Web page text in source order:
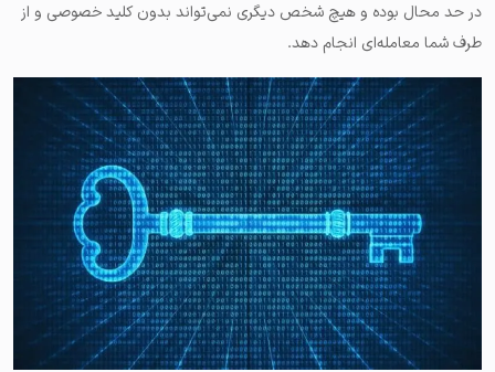
در حد محال بوده و هیچ شخص دیگری نمی‌تواند بدون کلید خصوصی و از
طرف شما معامله‌ای انجام دهد.